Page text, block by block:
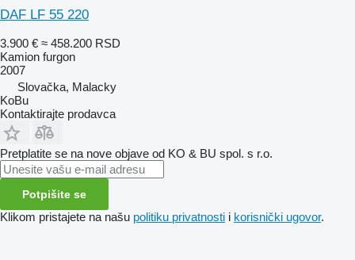
DAF LF 55 220
3.900 € ≈ 458.200 RSD
Kamion furgon
2007
Slovačka, Malacky
KoBu
Kontaktirajte prodavca
Pretplatite se na nove objave od KO & BU spol. s r.o.
Potpišite se
Klikom pristajete na našu politiku privatnosti i korisnički ugovor.